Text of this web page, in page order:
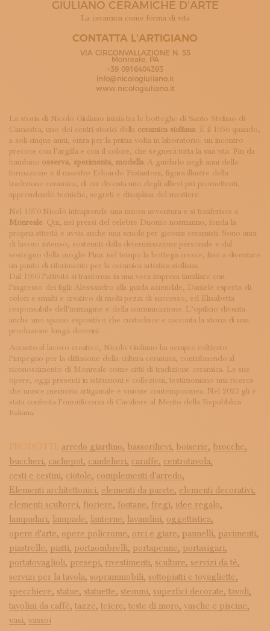
ISCRIVITI ALLA NEWSLETTER
LOGIN
GIULIANO CERAMICHE D’ARTE
La ceramica come forma di vita
CONTATTA L'ARTIGIANO
VIA CIRCONVALLAZIONE N. 55
Monreale, PA
+39 0916404393
info@nicologiuliano.it
www.nicologiuliano.it
La storia di Nicolò Giuliano inizia tra le botteghe di Santo Stefano di
Camastra, uno dei centri storici della ceramica siciliana. È il 1956 quando,
a soli cinque anni, entra per la prima volta in laboratorio: un incontro
precoce con l’argilla e con il colore, che segnerà tutta la sua vita. Fin da
bambino osserva, sperimenta,modella. A guidarlo negli anni della
formazione è il maestro Edoardo Fratantoni, figura illustre della
tradizione ceramica, di cui diventa uno degli allievi più promettenti,
apprendendo tecniche, segreti e disciplina del mestiere.
Nel 1970 Nicolò intraprende una nuova avventura e si trasferisce a
Monreale. Qui, nei pressi del celebre Duomo normanno, fonda la
propria attività e avvia anche una scuola per giovani ceramisti. Sono anni
di lavoro intenso, sostenuti dalla determinazione personale e dal
sostegno della moglie Pina: nel tempo la bottega cresce, fino a diventare
un punto di riferimento per la ceramica artistica siciliana.
Dal 1995 l’attività si trasforma in una vera impresa familiare con
l’ingresso dei figli: Alessandro alla guida aziendale, Daniele esperto di
colori e smalti e creativo di molti pezzi di successo, ed Elisabetta
responsabile dell’immagine e della comunicazione. L’opificio diventa
anche uno spazio espositivo che custodisce e racconta la storia di una
produzione lunga decenni.
Accanto al lavoro creativo, Nicolò Giuliano ha sempre coltivato
l’impegno per la diffusione della cultura ceramica, contribuendo al
riconoscimento di Monreale come città di tradizione ceramica. Le sue
opere, oggi presenti in istituzioni e collezioni, testimoniano una ricerca
che unisce memoria artigianale e visione contemporanea. Nel 2023 gli è
stata conferita l’onorificenza di Cavaliere al Merito della Repubblica
Italiana.
PRODOTTI: arredo giardino, bassorilievi, boiserie, brocche,
buccheri, cachepot, candelieri, caraffe, centrotavola,
cesti e cestini, ciotole, complementi d'arredo,
Elementi architettonici, elementi da parete, elementi decorativi,
elementi scultorei, fioriere, fontane, fregi, idee regalo,
lampadari, lampade, lanterne, lavandini, oggettistica,
opere d'arte, opere policrome, orci e giare, pannelli, pavimenti,
piastrelle, piatti, portaombrelli, portapenne, portasigari,
portatovaglioli, presepi, rivestimenti, sculture, servizi da tè,
servizi per la tavola, soprammobili, sottopiatti e tovagliette,
specchiere, statue, statuette, stemmi, superfici decorate, tavoli,
tavolini da caffè, tazze, teiere, teste di moro, vasche e piscine,
vasi, vassoi